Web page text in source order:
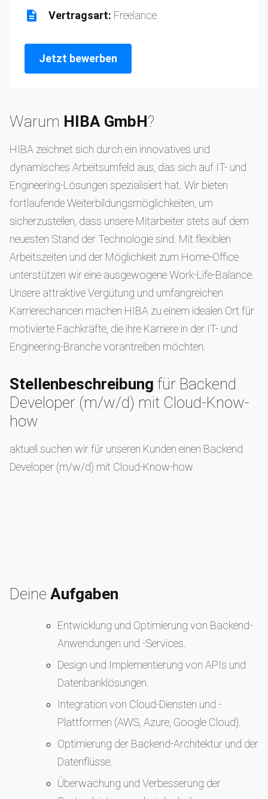
Vertragsart: Freelance
Jetzt bewerben
Warum HIBA GmbH?
HIBA zeichnet sich durch ein innovatives und
dynamisches Arbeitsumfeld aus, das sich auf IT- und
Engineering-Lösungen spezialisiert hat. Wir bieten
fortlaufende Weiterbildungsmöglichkeiten, um
sicherzustellen, dass unsere Mitarbeiter stets auf dem
neuesten Stand der Technologie sind. Mit flexiblen
Arbeitszeiten und der Möglichkeit zum Home-Office
unterstützen wir eine ausgewogene Work-Life-Balance.
Unsere attraktive Vergütung und umfangreichen
Karrierechancen machen HIBA zu einem idealen Ort für
motivierte Fachkräfte, die ihre Karriere in der IT- und
Engineering-Branche vorantreiben möchten.
Stellenbeschreibung für Backend
Developer (m/w/d) mit Cloud-Know-
how
aktuell suchen wir für unseren Kunden einen Backend
Developer (m/w/d) mit Cloud-Know-how
Deine Aufgaben.
Entwicklung und Optimierung von Backend-
Anwendungen und -Services.
Design und Implementierung von APIs und
Datenbanklösungen.
Integration von Cloud-Diensten und -
Plattformen (AWS, Azure, Google Cloud).
Optimierung der Backend-Architektur und der
Datenflüsse.
Überwachung und Verbesserung der